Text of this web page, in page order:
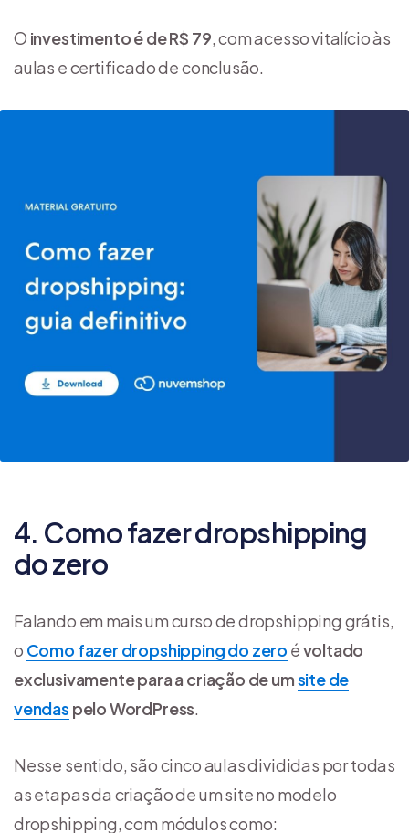
O investimento é de R$ 79, com acesso vitalício às
aulas e certificado de conclusão.
4. Como fazer dropshipping
do zero
Falando em mais um curso de dropshipping grátis,
o Como fazer dropshipping do zero évoltado
exclusivamente para a criação de umsite de
vendas pelo WordPress.
Nesse sentido, são cinco aulas divididas por todas
as etapas da criação de um site no modelo
dropshipping, com módulos como: